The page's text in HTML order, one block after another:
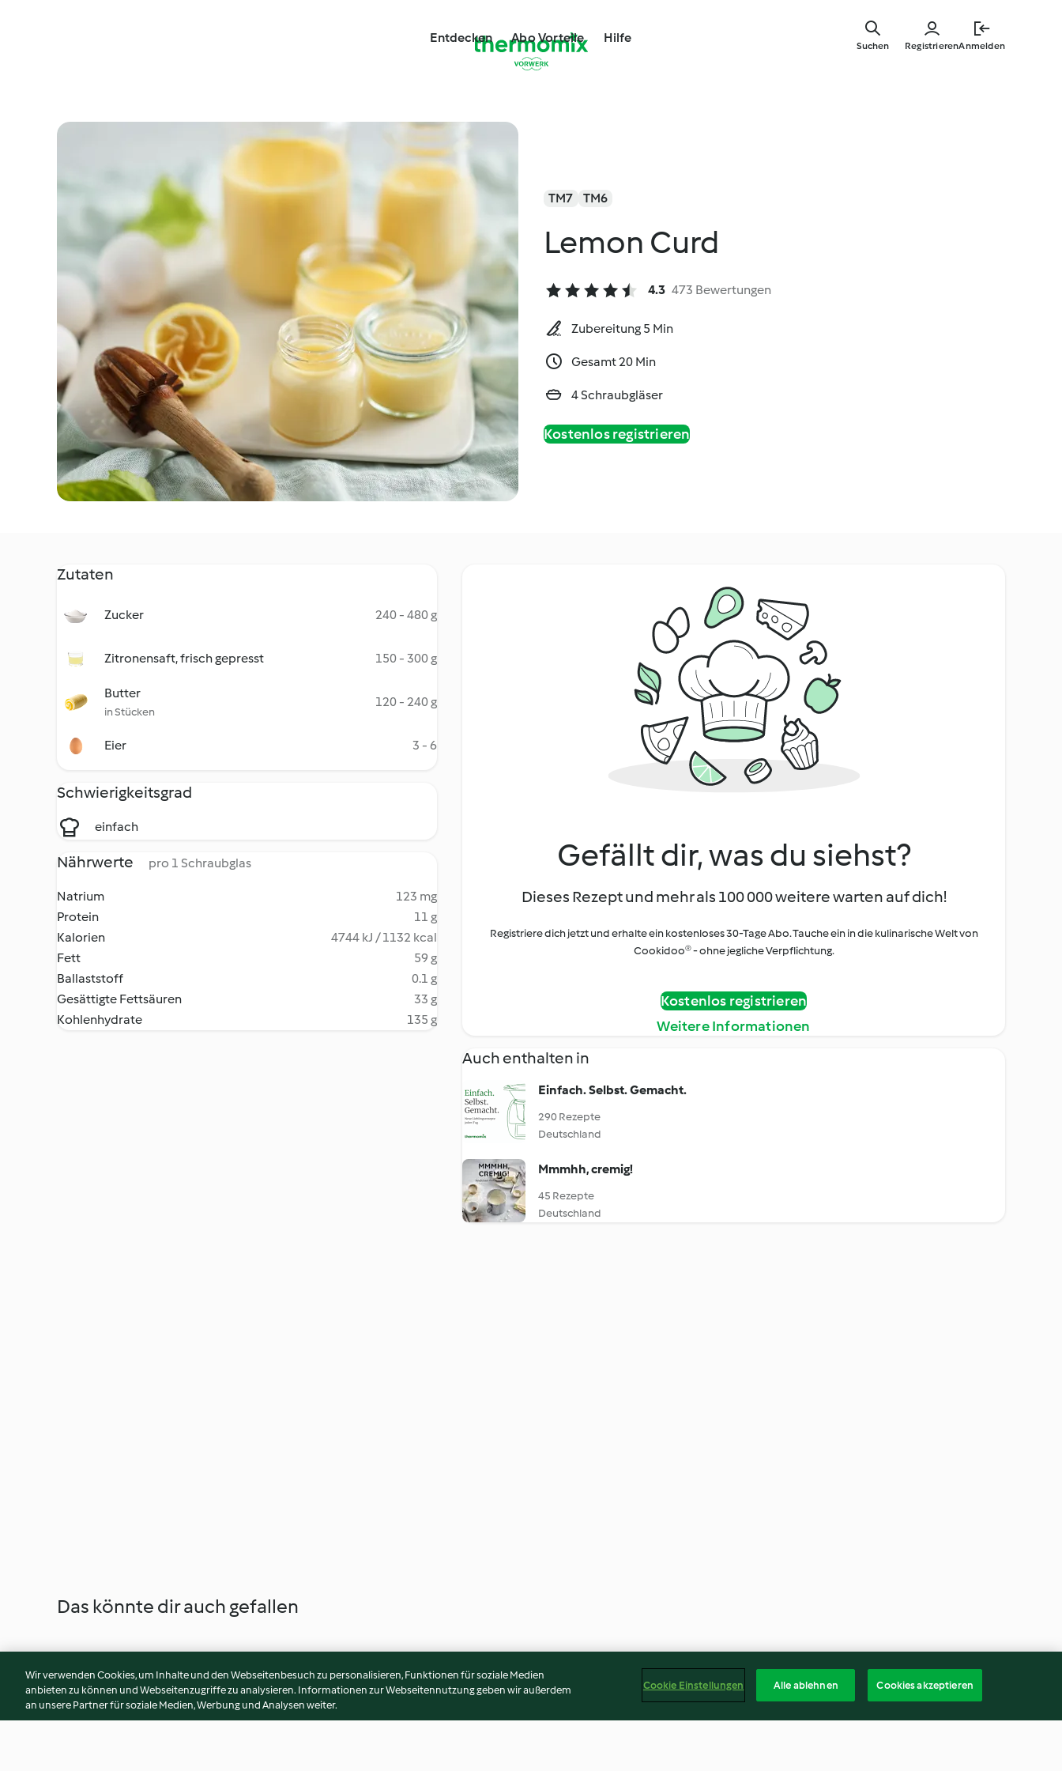
springen
Entdecken Abo Vorteile Hilfe
RegistrierenAnmelden
Suchen
TM7 TM6
Lemon Curd
4.3 473 Bewertungen
Zubereitung 5 Min
Gesamt 20 Min
4 Schraubgläser
Kostenlos registrieren
Zutaten
Zucker 240 - 480 g
Zitronensaft, frisch gepresst 150 - 300 g
Butter
in Stücken
120 - 240 g
Eier 3 - 6
Schwierigkeitsgrad
einfach
Nährwerte pro 1 Schraubglas
Natrium
123 mg
Protein
11 g
Kalorien
4744 kJ / 1132 kcal
Fett
59 g
Ballaststoff
0.1 g
Gesättigte Fettsäuren
33 g
Kohlenhydrate
135 g
Gefällt dir, was du siehst?
Dieses Rezept und mehr als 100 000 weitere warten auf dich!
Registriere dich jetzt und erhalte ein kostenloses 30-Tage Abo. Tauche ein in die kulinarische Welt von
Cookidoo® - ohne jegliche Verpflichtung.
Kostenlos registrieren
Weitere Informationen
Auch enthalten in
Einfach. Selbst. Gemacht.
290 Rezepte
Deutschland
Mmmhh, cremig!
45 Rezepte
Deutschland
Das könnte dir auch gefallen
Wir verwenden Cookies, um Inhalte und den Webseitenbesuch zu personalisieren, Funktionen für soziale Medien
anbieten zu können und Webseitenzugriffe zu analysieren. Informationen zur Webseitennutzung geben wir außerdem
an unsere Partner für soziale Medien, Werbung und Analysen weiter.
Cookie Einstellungen Alle ablehnen Cookies akzeptieren